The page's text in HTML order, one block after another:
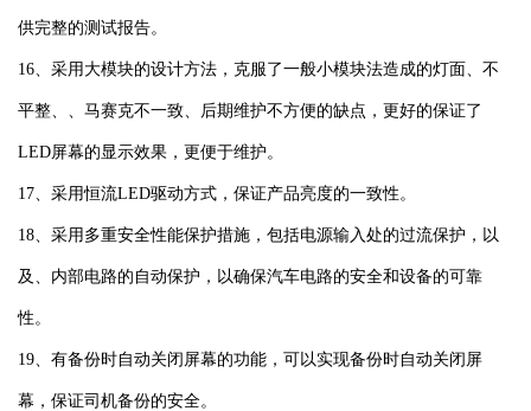
供完整的测试报告。
16、采用大模块的设计方法，克服了一般小模块法造成的灯面、不
平整、、马赛克不一致、后期维护不方便的缺点，更好的保证了
LED屏幕的显示效果，更便于维护。
17、采用恒流LED驱动方式，保证产品亮度的一致性。
18、采用多重安全性能保护措施，包括电源输入处的过流保护，以
及、内部电路的自动保护，以确保汽车电路的安全和设备的可靠
性。
19、有备份时自动关闭屏幕的功能，可以实现备份时自动关闭屏
幕，保证司机备份的安全。